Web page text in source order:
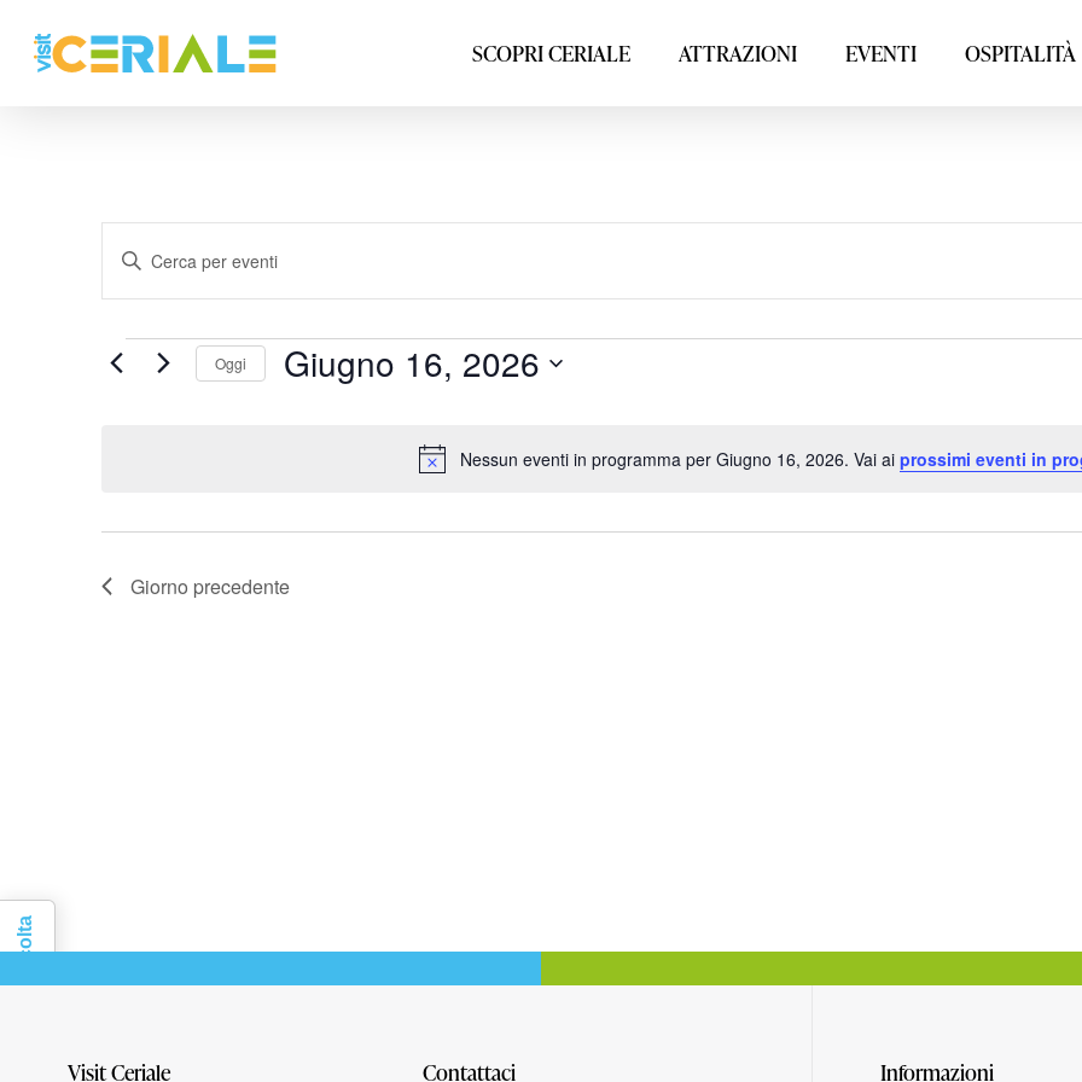
contenuto
SCOPRI CERIALE ATTRAZIONI EVENTI OSPITALITÀ
Nessun eventi in programma per Giugno 16, 2026. Vai ai prossimi eventi in
Inserisci
Cerca
Eventi
Eventi
Oggi Giugno 16, 2026
Giorno precedente
Visit Ceriale Contattaci Informazioni
Informativa sulla raccolta